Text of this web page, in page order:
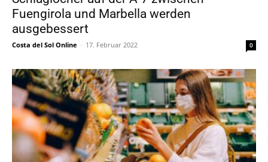
Fuengirola und Marbella werden
ausgebessert
Costa del Sol Online - 17. Februar 2022 0